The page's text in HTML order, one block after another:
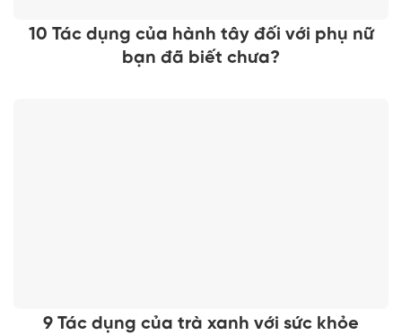
10 Tác dụng của hành tây đối với phụ nữ
bạn đã biết chưa?
9 Tác dụng của trà xanh với sức khỏe